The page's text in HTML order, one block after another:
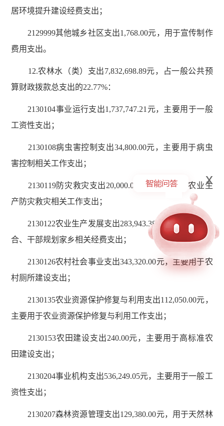
居环境提升建设经费支出；
2129999其他城乡社区支出1,768.00元，用于宣传制作
费用支出。
12.农林水（类）支出7,832,698.89元，占一般公共预
算财政拨款总支出的22.77%：
2130104事业运行支出1,737,747.21元，主要用于一般
工资性支出；
2130108病虫害控制支出34,800.00元，主要用于病虫
害控制相关工作支出；
2130119防灾救灾支出20,000.00元，主要用于农业生
产防灾救灾相关工作支出；
2130122农业生产发展支出283,943.38元，用于产业融
合、干部规划家乡相关经费支出；
2130126农村社会事业支出343,320.00元，主要用于农
村厕所建设支出；
2130135农业资源保护修复与利用支出112,050.00元，
主要用于农业资源保护修复与利用工作支出；
2130153农田建设支出240.00元，主要用于高标准农
田建设支出；
2130204事业机构支出536,249.05元，主要用于一般工
资性支出；
2130207森林资源管理支出129,380.00元，用于天然林
x